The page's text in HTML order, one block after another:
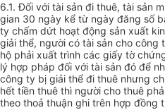
6.1. Đối với tài sản đi thuê, tài sản
gian 30 ngày kể từ ngày đăng số
ty chấm dứt hoạt động sản xuất
giải thể, người có tài sản cho
hộ phải xuất trình các giấy tờ
lý hợp pháp đối với tài sản đó để
công ty bị giải thể đi thuê nhưng
hết tiền thuê thì người cho thuê
theo thoả thuận ghi trên hợp đồng